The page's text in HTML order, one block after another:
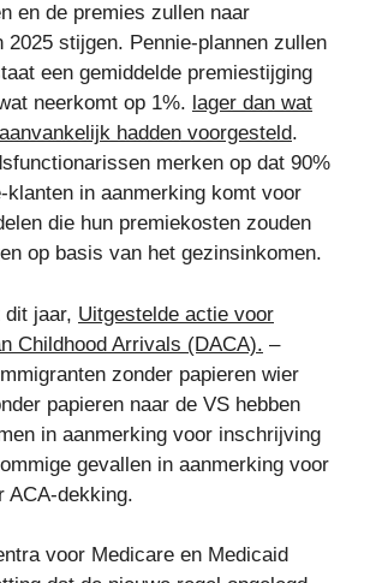
en de premies zullen naar
2025 stijgen. Pennie-plannen zullen
een gemiddelde premiestijging
neerkomt op 1%. lager dan wat
hadden voorgesteld.
merken op dat 90%
klanten in aanmerking komt voor
die hun premiekosten zouden
op basis van het gezinsinkomen.
dit jaar, Uitgestelde actie voor
Childhood Arrivals (DACA). –
zonder papieren wier
papieren naar de VS hebben
in aanmerking voor inschrijving
gevallen in aanmerking voor
ACA-dekking.
voor Medicare en Medicaid